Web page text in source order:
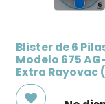
Blister de 6
Modelo 675
Extra Rayovac